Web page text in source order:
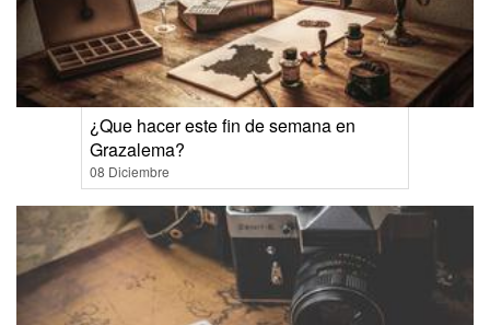
¿Que hacer este fin de semana en
Grazalema?
08 Diciembre